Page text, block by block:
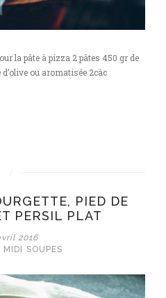
la pâte à pizza 2 pâtes 450 gr de
ou aromatisée 2càc
PIED DE
PERSIL PLAT
2016
SOUPES